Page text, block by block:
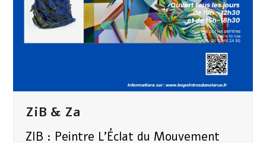
ZiB & Za
ZIB : Peintre L’Éclat du Mouvement ​